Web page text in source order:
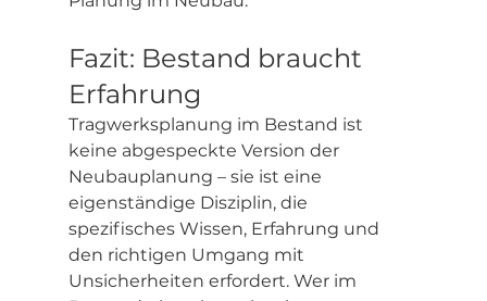
Fazit: Bestand braucht
Erfahrung
Tragwerksplanung im Bestand ist
keine abgespeckte Version der
Neubauplanung – sie ist eine
eigenständige Disziplin, die
spezifisches Wissen, Erfahrung und
den richtigen Umgang mit
Unsicherheiten erfordert. Wer im